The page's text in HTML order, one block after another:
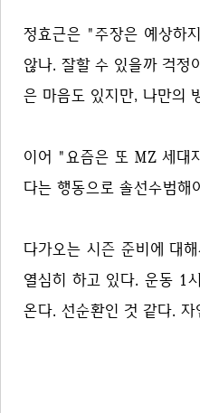
정효근은 "주장은 예상하
않나. 잘할 수 있을까 걱정
은 마음도 있지만, 나만의
이어 "요즘은 또 MZ 세대
다는 행동으로 솔선수범
다가오는 시즌 준비에 대
열심히 하고 있다. 운동 1
온다. 선순환인 것 같다.